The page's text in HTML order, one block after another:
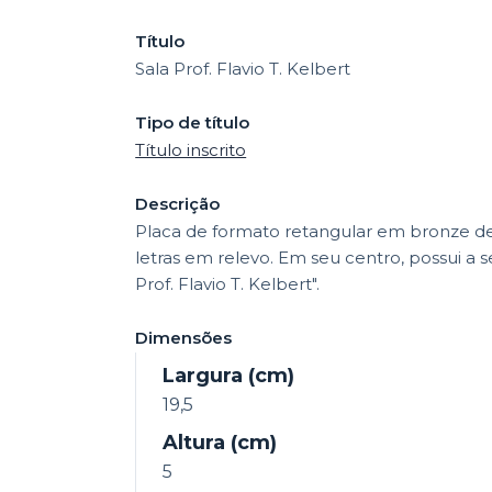
Título
Sala Prof. Flavio T. Kelbert
Tipo de título
Título inscrito
Descrição
Placa de formato retangular em bronze
letras em relevo. Em seu centro, possui a
Prof. Flavio T. Kelbert".
Dimensões
Largura (cm)
19,5
Altura (cm)
5